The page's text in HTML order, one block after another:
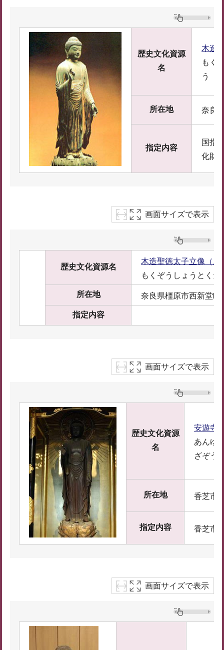
歴史文化資源
名
木造
もく
う
所在地 奈良
指定内容
国指
化財
画面サイズで表示
歴史文化資源名
木造聖徳太子立像（所
もくぞうしょうとく
所在地 奈良県橿原市西新堂町
指定内容
画面サイズで表示
歴史文化資源
名
安遊寺
あんゆ
ざぞう
所在地 香芝市
指定内容 香芝市
画面サイズで表示